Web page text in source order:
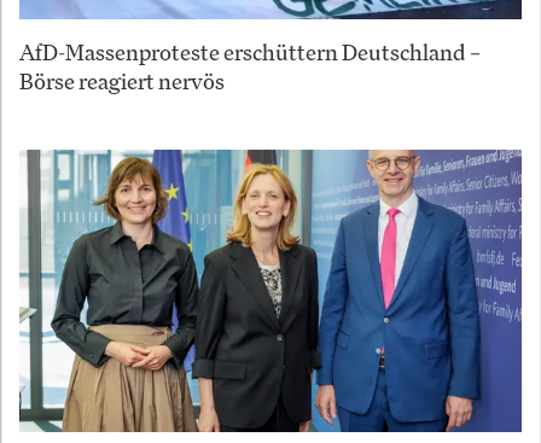
AfD-Massenproteste erschüttern Deutschland –
Börse reagiert nervös